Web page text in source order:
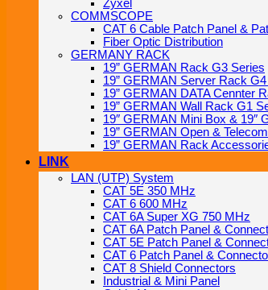
Zyxel
COMMSCOPE
CAT 6 Cable Patch Panel &
Fiber Optic Distribution
GERMANY RACK
19” GERMAN Rack G3 Series
19” GERMAN Server Rack
19” GERMAN DATA Cennter
19” GERMAN Wall Rack G1
19″ GERMAN Mini Box & 19″
19” GERMAN Open &
19” GERMAN Rack
LINK
LAN (UTP) System
CAT 5E 350 MHz
CAT 6 600 MHz
CAT 6A Super XG 750 MHz
CAT 6A Patch Panel &
CAT 5E Patch Panel &
CAT 6 Patch Panel &
CAT 8 Shield Connectors
Industrial & Mini Panel